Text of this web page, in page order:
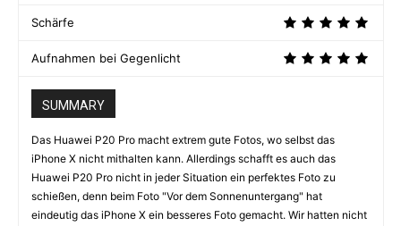
Schärfe
Aufnahmen bei Gegenlicht
SUMMARY
Das Huawei P20 Pro macht extrem gute Fotos, wo selbst das
iPhone X nicht mithalten kann. Allerdings schafft es auch das
Huawei P20 Pro nicht in jeder Situation ein perfektes Foto zu
schießen, denn beim Foto "Vor dem Sonnenuntergang" hat
eindeutig das iPhone X ein besseres Foto gemacht. Wir hatten nicht